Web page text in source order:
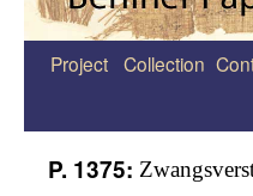
Zum
Project Collection
P. 1375: